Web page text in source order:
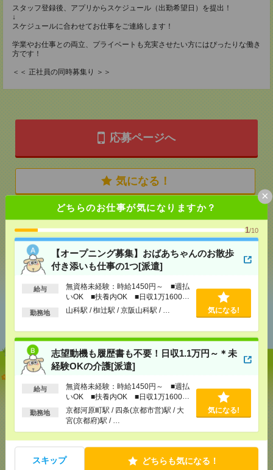
どちらのお仕事が気になりますか？
1/10
【オープニング募集】おばあちゃんのお散歩
付き添いも仕事の1つ[派遣]
給与
無資格未経験：時給1450円～ ■週払
いOK ■扶養内OK ■日収1万1600円
以上
勤務地 山科駅 / 椥辻駅 / 京阪山科駅 / … 気になる!
志望動機も履歴書も不要！日収1.1万円～＊未
経験OKの介護[派遣]
給与
無資格未経験：時給1450円～ ■週払
いOK ■扶養内OK ■日収1万1600円
以上
勤務地
京都河原町駅 / 四条(京都市営)駅 / 大
宮(京都府)駅 / …
気になる!
スキップ どちらも気になる！
×
スタッフ登録後、アプリからスケジュール（出勤希望日）を提出！
↓
スケジュールに合わせてお仕事をご連絡します！
学業やお仕事との両立、プライベートも充実させたい方にはぴったりな働き
方です！
＜＜ 正社員の同時募集り ＞＞
応募ページへ
気になる！
メールで送る LINEで送る
シェア ツイート
あなたの閲覧履歴からの
【オープニング募集】おばあちゃんのお散歩付き添
いも仕事の1つ[派遣]
[給 与]無資格未経験：時給1450円～ ■週払い
OK ■扶養内OK ■日収1万1600円以上
[交通費]交通費全額支給
椥辻駅/京阪山科駅/…
気になる！